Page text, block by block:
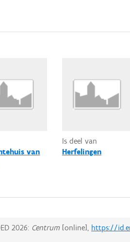
van
Is deel van
Herfelingen
2026: Centrum [online], https://